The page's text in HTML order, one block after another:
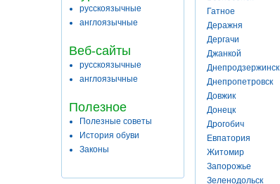
русскоязычные
англоязычные
Веб-сайты
русскоязычные
англоязычные
Полезное
Полезные советы
История обуви
Законы
Гатное
Деражня
Дергачи
Джанкой
Днепродзержинск
Днепропетровск
Довжик
Донецк
Дрогобич
Евпатория
Житомир
Запорожье
Зеленодольск